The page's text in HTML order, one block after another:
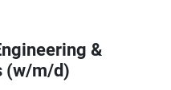
&
(w/m/d)